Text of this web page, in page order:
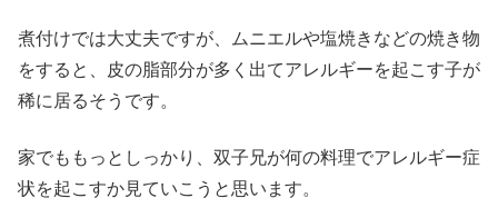
煮付けでは大丈夫ですが、ムニエルや塩焼きなどの焼き物
をすると、皮の脂部分が多く出てアレルギーを起こす子が
稀に居るそうです。
家でももっとしっかり、双子兄が何の料理でアレルギー症
状を起こすか見ていこうと思います。